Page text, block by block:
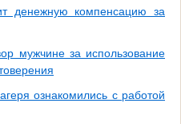
денежную компенсацию за
мужчине за использование
ознакомились с работой